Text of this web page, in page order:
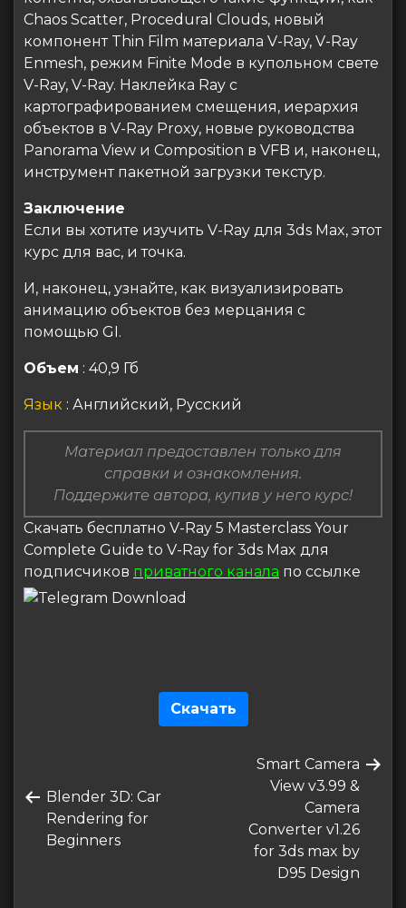
Chaos Scatter, Procedural Clouds, новый
компонент Thin Film материала V-Ray, V-Ray
Enmesh, режим Finite Mode в купольном свете
V-Ray, V-Ray. Наклейка Ray с
картографированием смещения, иерархия
объектов в V-Ray Proxy, новые руководства
Panorama View и Composition в VFB и, наконец,
инструмент пакетной загрузки текстур.
Заключение
Если вы хотите изучить V-Ray для 3ds Max, этот
курс для вас, и точка.
И, наконец, узнайте, как визуализировать
анимацию объектов без мерцания с
помощью GI.
Объем : 40,9 Гб
Язык : Английский, Русский
Материал предоставлен только для
справки и ознакомления.
Поддержите автора, купив у него курс!
Скачать бесплатно V-Ray 5 Masterclass Your
Complete Guide to V-Ray for 3ds Max для
подписчиков приватного канала по ссылке
Скачать
записям
Предыдущая
запись
Blender 3D: Car
Rendering for
Beginners
Следующая
запись
Smart Camera
View v3.99 &
Camera
Converter v1.26
for 3ds max by
D95 Design